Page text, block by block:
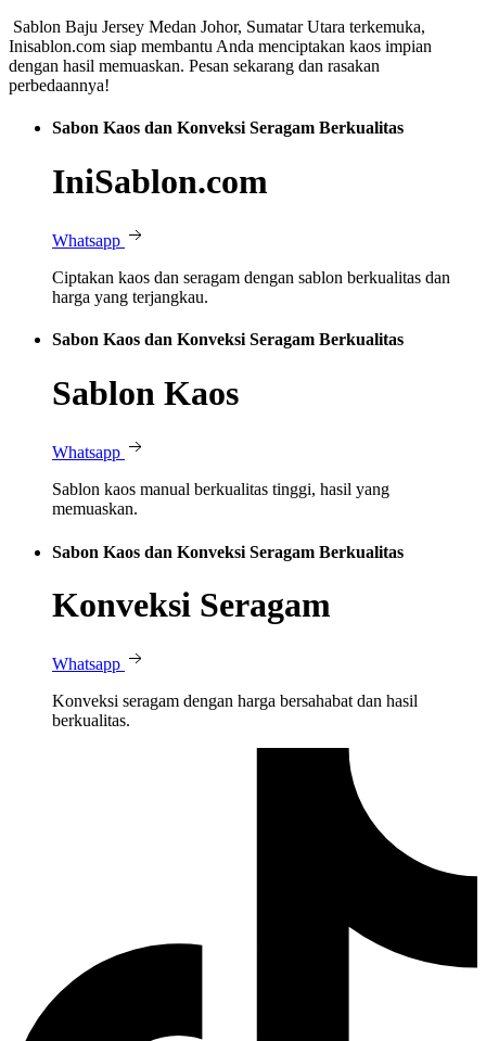
Sablon Baju Jersey Medan Johor, Sumatar Utara terkemuka,
Inisablon.com siap membantu Anda menciptakan kaos impian
dengan hasil memuaskan. Pesan sekarang dan rasakan
perbedaannya!
Sabon Kaos dan Konveksi Seragam Berkualitas
IniSablon.com
Whatsapp
Ciptakan kaos dan seragam dengan sablon berkualitas dan
harga yang terjangkau.
Sabon Kaos dan Konveksi Seragam Berkualitas
Sablon Kaos
Whatsapp
Sablon kaos manual berkualitas tinggi, hasil yang
memuaskan.
Sabon Kaos dan Konveksi Seragam Berkualitas
Konveksi Seragam
Whatsapp
Konveksi seragam dengan harga bersahabat dan hasil
berkualitas.